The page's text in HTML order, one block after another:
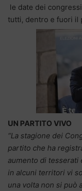
le date dei
tutti, dentro e fuori il
UN PARTITO VIVO
“La stagione dei
partito che ha
aumento di tesserati
in alcuni territori vi
una volta non si può